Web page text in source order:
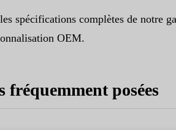
spécifications complètes de notre
OEM.
fréquemment posées